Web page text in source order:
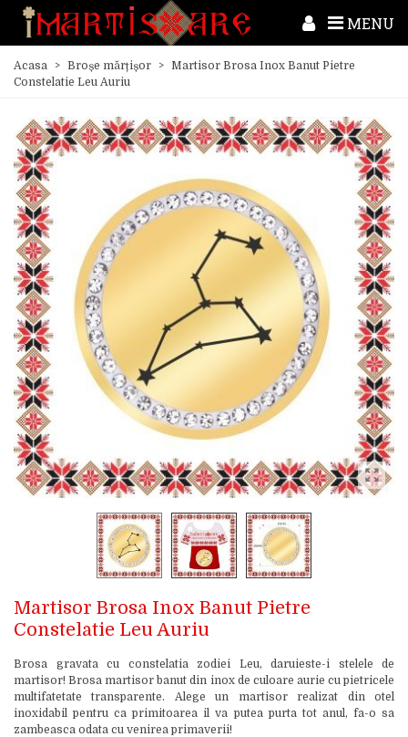
MENU
Acasa > Broșe mărțișor > Martisor Brosa Inox Banut Pietre
Constelatie Leu Auriu
Martisor Brosa Inox Banut Pietre
Constelatie Leu Auriu
Brosa gravata cu constelatia zodiei Leu, daruieste-i stelele de
martisor! Brosa martisor banut din inox de culoare aurie cu pietricele
multifatetate transparente. Alege un martisor realizat din otel
inoxidabil pentru ca primitoarea il va putea purta tot anul, fa-o sa
zambeasca odata cu venirea primaverii!